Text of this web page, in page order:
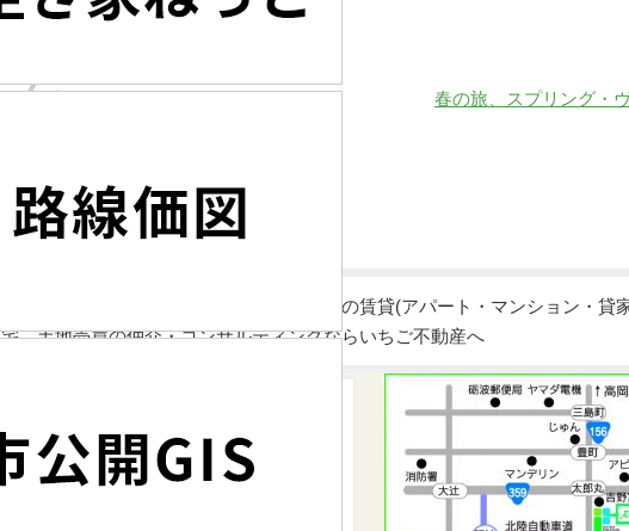
氷見ごんごん祭り 春の旅、スプリング・
富山県砺波市・高岡市・南砺市・小矢部市の賃貸(アパート・マンション・貸
宅、土地売買の仲介・コンサルティングならいちご不動産へ